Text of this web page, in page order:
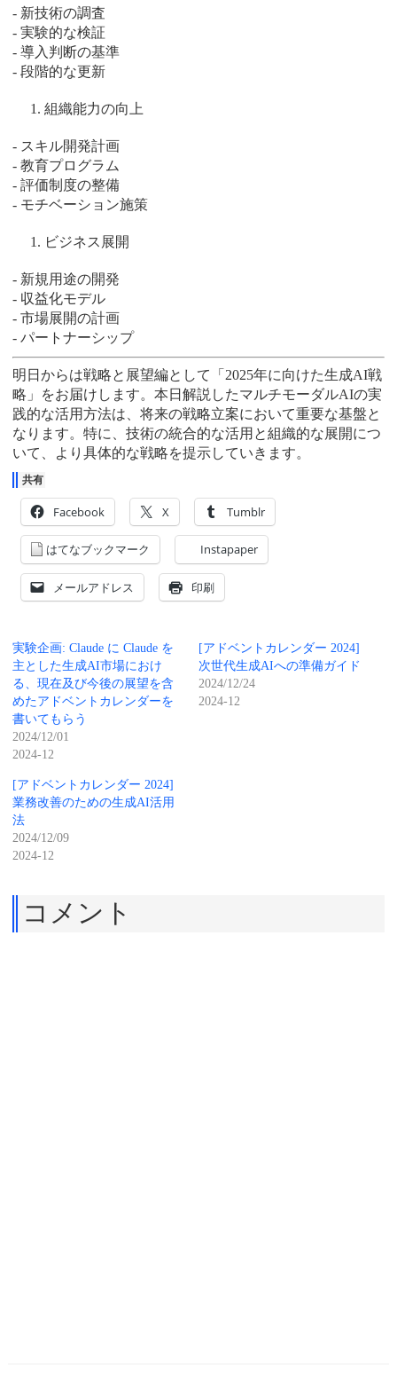
- 新技術の調査
- 実験的な検証
- 導入判断の基準
- 段階的な更新
組織能力の向上
- スキル開発計画
- 教育プログラム
- 評価制度の整備
- モチベーション施策
ビジネス展開
- 新規用途の開発
- 収益化モデル
- 市場展開の計画
- パートナーシップ
明日からは戦略と展望編として「2025年に向けた生成AI戦
略」をお届けします。本日解説したマルチモーダルAIの実
践的な活用方法は、将来の戦略立案において重要な基盤と
なります。特に、技術の統合的な活用と組織的な展開につ
いて、より具体的な戦略を提示していきます。
共有
Facebook X Tumblr
はてなブックマーク Instapaper
メールアドレス 印刷
実験企画: Claude に Claude を
主とした生成AI市場におけ
る、現在及び今後の展望を含
めたアドベントカレンダーを
書いてもらう
2024/12/01
2024-12
[アドベントカレンダー 2024]
次世代生成AIへの準備ガイド
2024/12/24
2024-12
[アドベントカレンダー 2024]
業務改善のための生成AI活用
法
2024/12/09
2024-12
コメント